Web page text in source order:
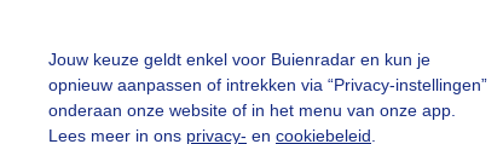
Jouw keuze geldt enkel voor Buienradar en kun je
opnieuw aanpassen of intrekken via “Privacy-instellingen”
onderaan onze website of in het menu van onze app.
Lees meer in ons privacy- en cookiebeleid
vragen